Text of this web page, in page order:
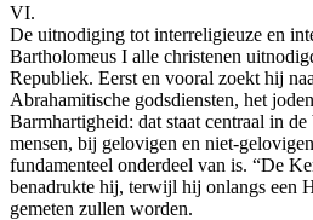
VI.
De uitnodiging tot interreligieuze en
Bartholomeus I alle christenen
Republiek. Eerst en vooral zoekt hij
Abrahamitische godsdiensten, het
Barmhartigheid: dat staat centraal in
mensen, bij gelovigen en niet-
fundamenteel onderdeel van is. “De
benadrukte hij, terwijl hij onlangs een
gemeten zullen worden.